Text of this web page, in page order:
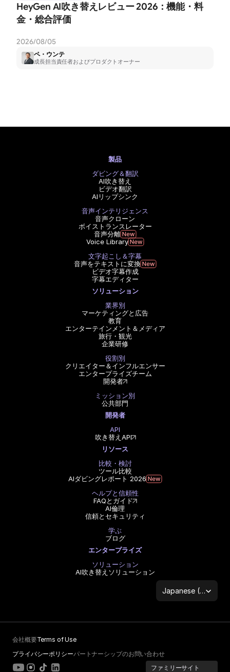
HeyGen AI吹き替えレビュー 2026：機能・料
金・総合評価
2026/08/05
ペ・ウンテ
成長担当責任者およびプロダクトオーナー
製品
ダビング＆翻訳
AI吹き替え
ビデオ翻訳
AIリップシンク
音声インテリジェンス
音声クローン
ボイストランスレーター
音声分離
Voice Library
文字起こし＆字幕
音声をテキストに変換
ビデオ字幕作成
字幕エディター
ソリューション
業界別
マーケティングと広告
教育
エンターテインメント＆メディア
旅行・観光
企業研修
役割別
クリエイター＆インフルエンサー
エンタープライズチーム
開発者
ミッション別
公共部門
開発者
API
吹き替えAPI
リソース
比較・検討
ツール比較
AIダビングレポート 2026
ヘルプと信頼性
FAQとガイド
AI倫理
信頼とセキュリティ
学ぶ
ブログ
エンタープライズ
ソリューション
AI吹き替えソリューション
Select Language
Japanese (Japan)
会社概要Terms of Use
プライバシーポリシーパートナーシップのお問い合わせ
ファミリーサイト